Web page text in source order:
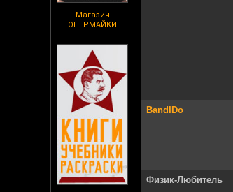
Магазин
ОПЕРМАЙКИ
BandIDo
Физик-Любитель